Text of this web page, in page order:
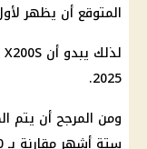
المتوقع أن يظهر
2025.